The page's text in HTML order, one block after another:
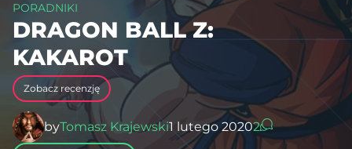
PORADNIKI
DRAGON BALL Z:
KAKAROT
Zobacz recenzję
byTomasz Krajewski1 lutego 20202